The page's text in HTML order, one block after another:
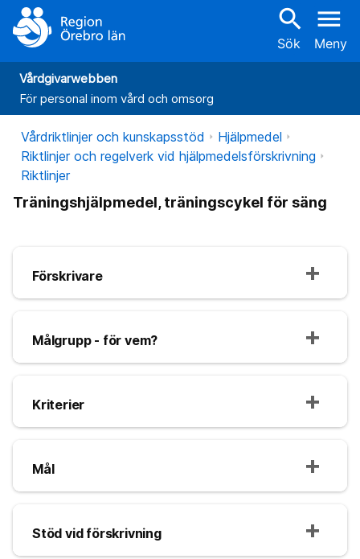
search
Sök
menu
Meny
Vårdgivarwebben
För personal inom vård och omsorg
Vårdriktlinjer och kunskapsstöd
Hjälpmedel
Riktlinjer och regelverk vid hjälpmedelsförskrivning
Riktlinjer
Träningshjälpmedel, träningscykel för säng
Förskrivare
Målgrupp - för vem?
Kriterier
Mål
Stöd vid förskrivning